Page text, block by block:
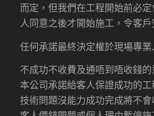
而定，但我們在工程開始前必
人同意之後才開始施工，令客戶
任何承諾最終決定權於現場專業
不成功不收費及通唔到唔收錢
本公司承諾給客人保證成功的
技術問題沒能力成功完成將不